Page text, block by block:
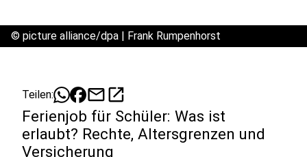
© picture alliance/dpa | Frank Rumpenhorst
Teilen: mailopen_in_new
Ferienjob für Schüler: Was ist
erlaubt? Rechte, Altersgrenzen und
Versicherung